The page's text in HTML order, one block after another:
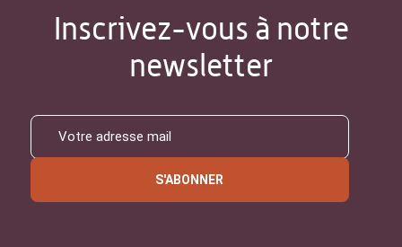
Inscrivez-vous à notre
newsletter
S'ABONNER